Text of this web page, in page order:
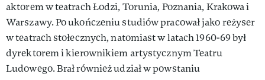
aktorem w teatrach Łodzi, Torunia, Poznania, Krakowa i
Warszawy. Po ukończeniu studiów pracował jako reżyser
w teatrach stołecznych, natomiast w latach 1960-69 był
dyrektorem i kierownikiem artystycznym Teatru
Ludowego. Brał również udział w powstaniu